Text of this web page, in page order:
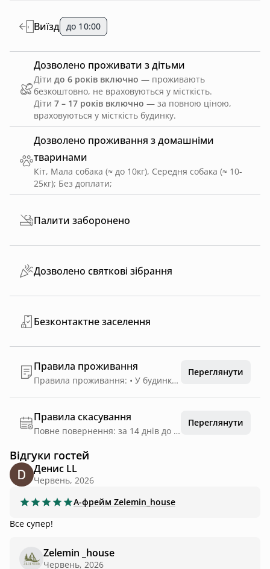
Дозволено проживання з домашніми
тваринами
Кіт, Мала собака (≈ до 10кг), Середня собака (≈ 10-
25кг); Без доплати;
Виїзд до 10:00
Дозволено проживати з дітьми
Діти до 6 років включно — проживають
безкоштовно, не враховуються у місткість.
Діти 7 – 17 років включно — за повною ціною,
враховуються у місткість будинку.
Палити заборонено
Дозволено святкові зібрання
Безконтактне заселення
Правила проживання
Правила проживання: • У будинку не палимо. • Бережемо майно та чистоту. • Вимикаємо світло й прилади при виході. • Чан і купіль використовуємо за правилами безпеки. •. Чан за додаткову плату •. Решту 90% оплати при заселенні, зручним для вас способом, готівкою чи на карту
Переглянути
Правила скасування
Повне повернення: за 14 днів до дати заїзду
Переглянути
Відгуки гостей
Денис LL
Червень, 2026
А-фрейм Zelemin_house
Все супер!
Zelemin _house
Червень, 2026